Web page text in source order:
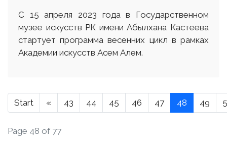
С 15 апреля 2023 года в Государственном
музее искусств РК имени Абылхана Кастеева
стартует программа весенних цикл в рамках
Академии искусств Асем Алем.
Start « 43 44 45 46 47 48 49
Page 48 of 77